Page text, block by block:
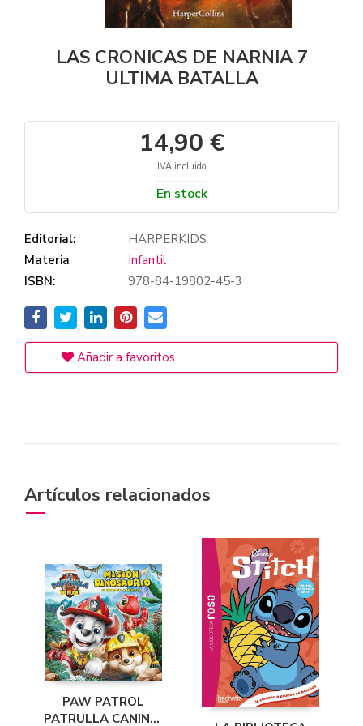
LAS CRONICAS DE NARNIA 7
ULTIMA BATALLA
14,90 €
IVA incluido
En stock
Editorial:
HARPERKIDS
Materia
Infantil
ISBN:
978-84-19802-45-3
Añadir a favoritos
Artículos relacionados
PAW PATROL
PATRULLA CANINA.